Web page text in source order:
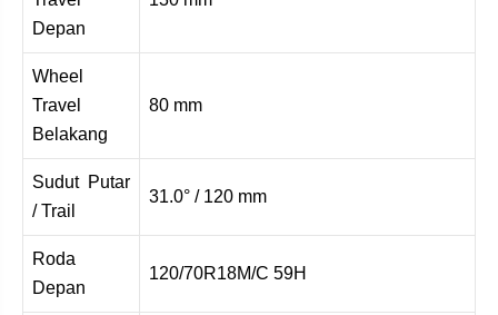
Depan
Wheel
Travel
Belakang
80 mm
Sudut Putar
/ Trail
31.0° / 120 mm
Roda
Depan
120/70R18M/C 59H